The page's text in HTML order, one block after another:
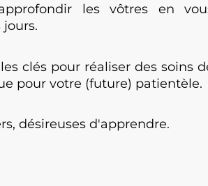
les vôtres en vous
clés pour réaliser des soins de
pour votre (future) patientèle.
désireuses d'apprendre.